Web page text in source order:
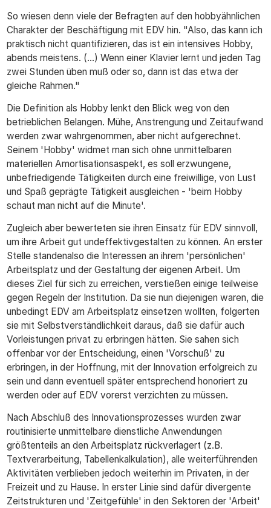
So wiesen denn viele der Befragten auf den hobbyähnlichen
Charakter der Beschäftigung mit EDV hin. "Also, das kann ich
praktisch nicht quantifizieren, das ist ein intensives Hobby,
abends meistens. (...) Wenn einer Klavier lernt und jeden Tag
zwei Stunden üben muß oder so, dann ist das etwa der
gleiche Rahmen."
Die Definition als Hobby lenkt den Blick weg von den
betrieblichen Belangen. Mühe, Anstrengung und Zeitaufwand
werden zwar wahrgenommen, aber nicht aufgerechnet.
Seinem 'Hobby' widmet man sich ohne unmittelbaren
materiellen Amortisationsaspekt, es soll erzwungene,
unbefriedigende Tätigkeiten durch eine freiwillige, von Lust
und Spaß geprägte Tätigkeit ausgleichen - 'beim Hobby
schaut man nicht auf die Minute'.
Zugleich aber bewerteten sie ihren Einsatz für EDV sinnvoll,
um ihre Arbeit gut undeffektivgestalten zu können. An erster
Stelle standenalso die Interessen an ihrem 'persönlichen'
Arbeitsplatz und der Gestaltung der eigenen Arbeit. Um
dieses Ziel für sich zu erreichen, verstießen einige teilweise
gegen Regeln der Institution. Da sie nun diejenigen waren, die
unbedingt EDV am Arbeitsplatz einsetzen wollten, folgerten
sie mit Selbstverständlichkeit daraus, daß sie dafür auch
Vorleistungen privat zu erbringen hätten. Sie sahen sich
offenbar vor der Entscheidung, einen 'Vorschuß' zu
erbringen, in der Hoffnung, mit der Innovation erfolgreich zu
sein und dann eventuell später entsprechend honoriert zu
werden oder auf EDV vorerst verzichten zu müssen.
Nach Abschluß des Innovationsprozesses wurden zwar
routinisierte unmittelbare dienstliche Anwendungen
größtenteils an den Arbeitsplatz rückverlagert (z.B.
Textverarbeitung, Tabellenkalkulation), alle weiterführenden
Aktivitäten verblieben jedoch weiterhin im Privaten, in der
Freizeit und zu Hause. In erster Linie sind dafür divergente
Zeitstrukturen und 'Zeitgefühle' in den Sektoren der 'Arbeit'